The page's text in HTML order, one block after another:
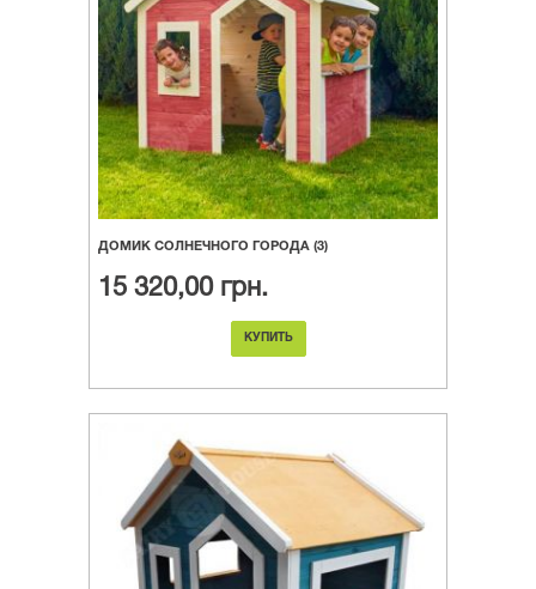
ДОМИК СОЛНЕЧНОГО ГОРОДА (3)
15 320,00 грн.
КУПИТЬ